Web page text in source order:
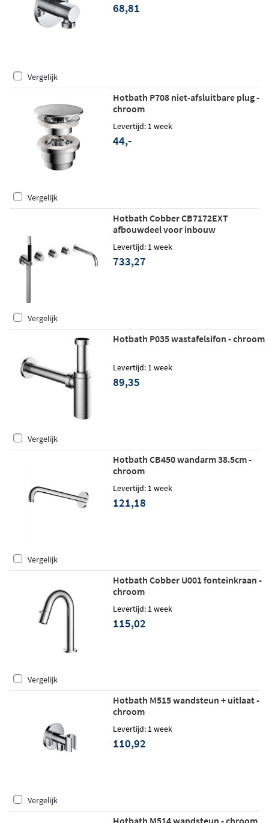
68,81
Vergelijk
Hotbath P708 niet-afsluitbare plug -
chroom
Levertijd: 1 week
44,-
Vergelijk
Hotbath Cobber CB7172EXT
afbouwdeel voor inbouw
badthermostaat met 2 stopkranen
en uitloop - chroom
Levertijd: 1 week
733,27
Vergelijk
Hotbath P035 wastafelsifon - chroom
Levertijd: 1 week
89,35
Vergelijk
Hotbath CB450 wandarm 38.5cm -
chroom
Levertijd: 1 week
121,18
Vergelijk
Hotbath Cobber U001 fonteinkraan -
chroom
Levertijd: 1 week
115,02
Vergelijk
Hotbath M515 wandsteun + uitlaat -
chroom
Levertijd: 1 week
110,92
Vergelijk